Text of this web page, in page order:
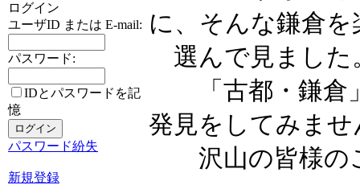
ログイン
ユーザID または E-mail:
パスワード:
IDとパスワードを記
憶
パスワード紛失
新規登録
に、そんな鎌倉
選んで見ました
「古都・鎌倉
発見をしてみませ
沢山の皆様の